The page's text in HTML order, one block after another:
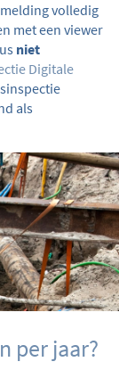
volledig
met een viewer
niet
Digitale
als
per jaar?